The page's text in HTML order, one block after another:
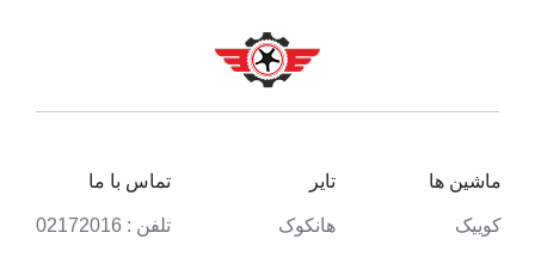
ماشین ها
کوییک
تایر
هانکوک
تماس با ما
تلفن : 02172016